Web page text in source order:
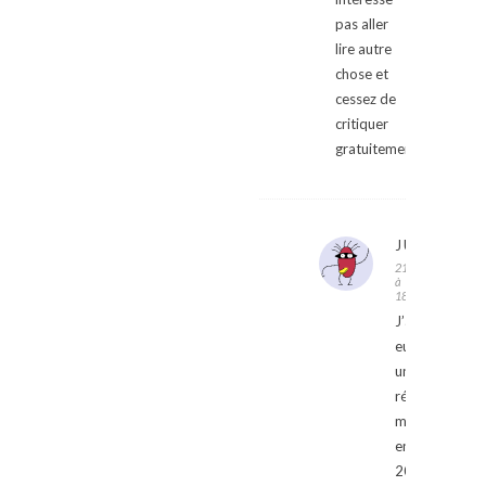
pas aller
lire autre
chose et
cessez de
critiquer
gratuitement.
JULIETTE
21/09/2019
à
18:08
J’ai
eu
une
réduction
mammaire
en
2007,prise